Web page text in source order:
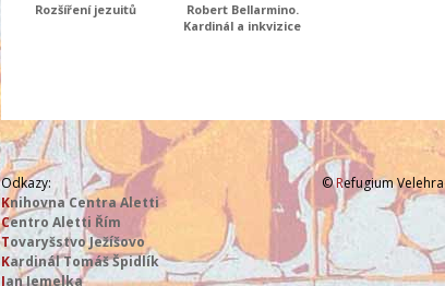
Rozšíření jezuitů
Robert Bellarmino.
Kardinál a inkvizice
Odkazy:
Knihovna Centra Aletti
Centro Aletti Řím
Tovaryšstvo Ježíšovo
Kardinál Tomáš Špidlík
Jan Jemelka
©Refugium